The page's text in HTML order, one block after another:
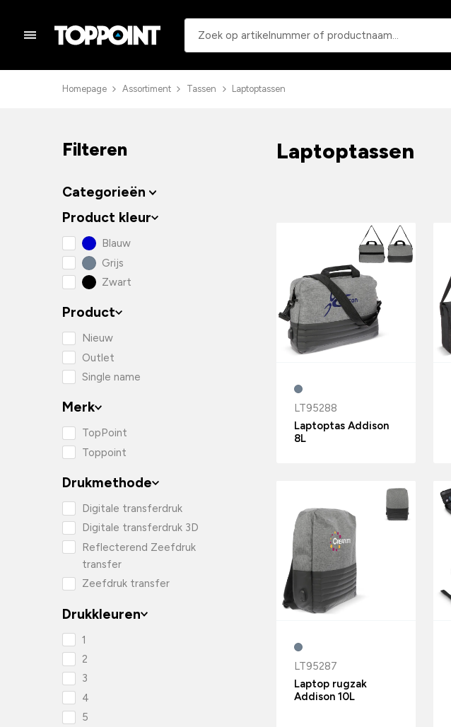
Homepage Assortiment Tassen Laptoptassen
Laptoptassen
LT95288
Laptoptas Addison
8L
LT95287
Laptop rugzak
Addison 10L
Filteren
Categorieën
Product kleur
Blauw
Grijs
Zwart
Product
Nieuw
Outlet
Single name
Merk
TopPoint
Toppoint
Drukmethode
Digitale transferdruk
Digitale transferdruk 3D
Reflecterend Zeefdruk
transfer
Zeefdruk transfer
Drukkleuren
1
2
3
4
5